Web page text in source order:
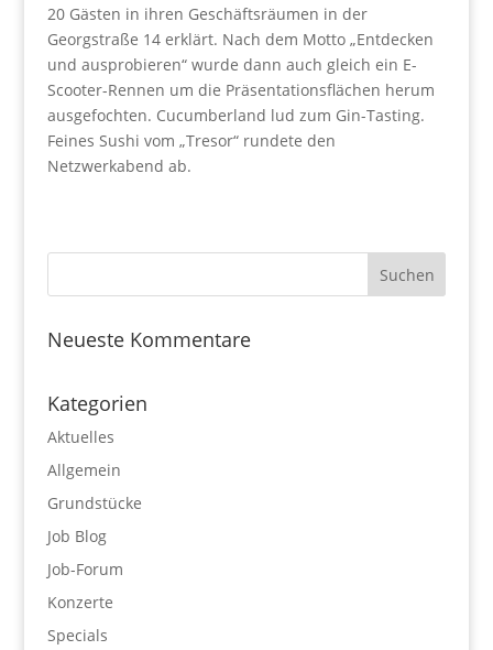
20 Gästen in ihren Geschäftsräumen in der
Georgstraße 14 erklärt. Nach dem Motto „Entdecken
und ausprobieren“ wurde dann auch gleich ein E-
Scooter-Rennen um die Präsentationsflächen herum
ausgefochten. Cucumberland lud zum Gin-Tasting.
Feines Sushi vom „Tresor“ rundete den
Netzwerkabend ab.
Neueste Kommentare
Kategorien
Aktuelles
Allgemein
Grundstücke
Job Blog
Job-Forum
Konzerte
Specials